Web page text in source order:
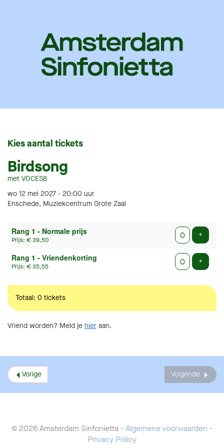
Kies aantal tickets
Birdsong
met VOCES8
wo 12 mei 2027 - 20:00 uur
Enschede, Muziekcentrum Grote Zaal
Rang 1 - Normale prijs
Prijs: € 39,50
+Voeg
Rang 1 - Vriendenkorting
Prijs: € 35,55
+Voeg
Totaal: 0 tickets
Vriend worden? Meld je hier aan.
Vorige Volgende
© 2026 Amsterdam Sinfonietta - Algemene voorwaarden -
Privacy Policy